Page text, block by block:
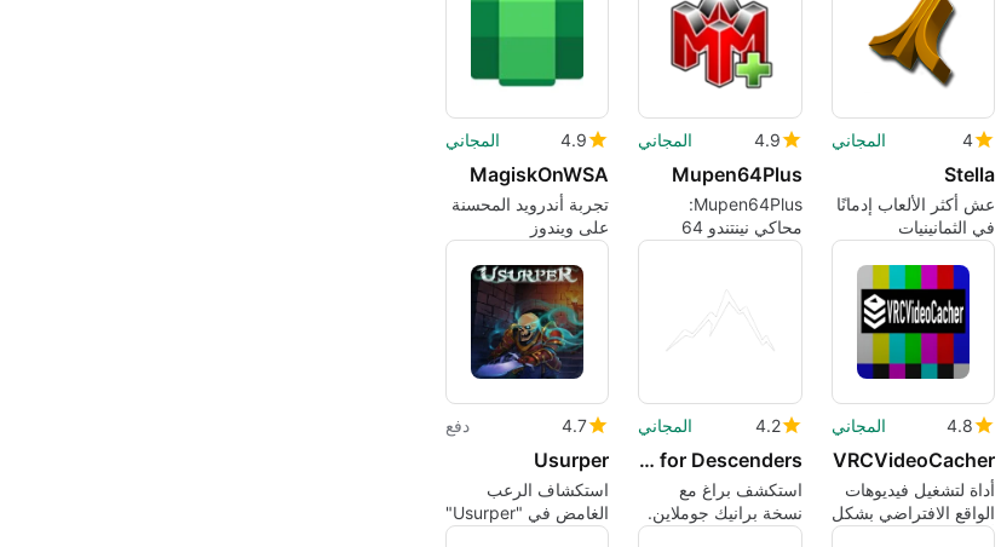
4 المجاني
Stella
عش أكثر الألعاب إدمانًا
في الثمانينيات
4.9 المجاني
Mupen64Plus
Mupen64Plus:
محاكي نينتندو 64
خفيف الوزن
4.9 المجاني
MagiskOnWSA
تجربة أندرويد المحسنة
على ويندوز
4.8 المجاني
VRCVideoCacher
أداة لتشغيل فيديوهات
الواقع الافتراضي بشكل
أكثر سلاسة
4.2 المجاني
Prague Branik for Descenders
استكشف براغ مع
نسخة برانيك جوملاين.
4.7 دفع
Usurper
استكشاف الرعب
الغامض في "Usurper"